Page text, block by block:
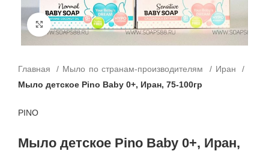
Click to enlarge
Главная Мыло по странам-производителям
Иран
Мыло детское Pino Baby 0+, Иран, 75-100гр
PINO
Мыло детское Pino Baby 0+, Иран,